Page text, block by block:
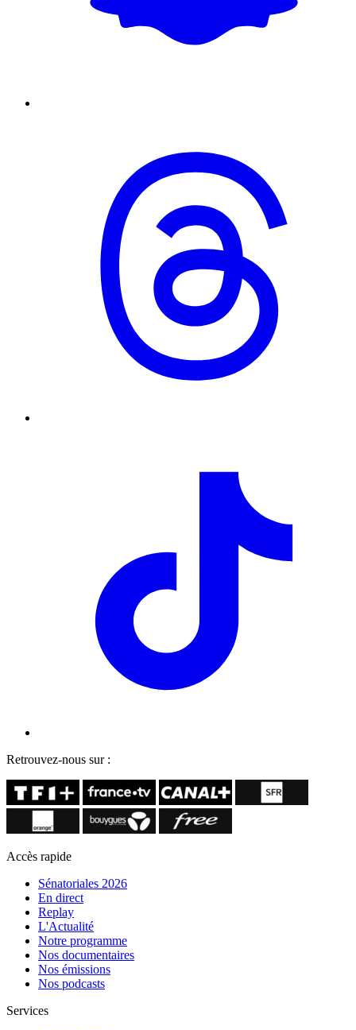
Retrouvez-nous sur :
Accès rapide
Sénatoriales 2026
En direct
Replay
L'Actualité
Notre programme
Nos documentaires
Nos émissions
Nos podcasts
Services